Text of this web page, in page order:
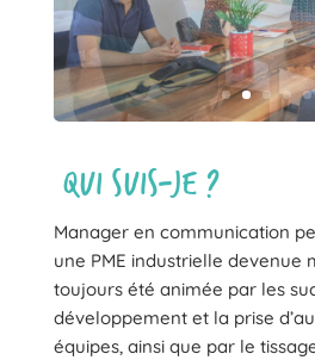
QUI SUIS-JE ?
Manager en communication
une PME industrielle devenue
toujours été animée par les
développement et la prise
équipes, ainsi que par le